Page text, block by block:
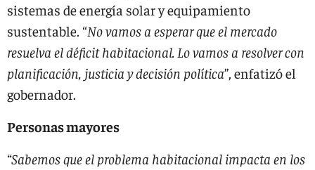
sistemas de energía solar y equipamiento
sustentable. “No vamos a esperar que el mercado
resuelva el déficit habitacional. Lo vamos a resolver con
planificación, justicia y decisión política”, enfatizó el
gobernador.
Personas mayores
“Sabemos que el problema habitacional impacta en los